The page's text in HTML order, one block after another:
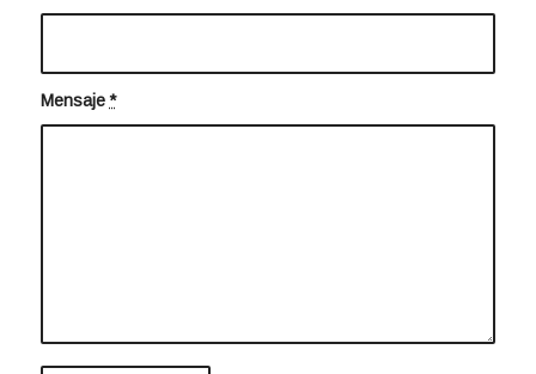
Mensaje*